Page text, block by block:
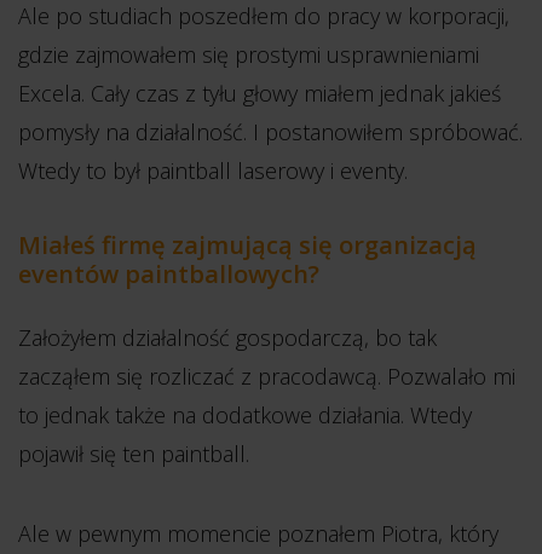
Ale po studiach poszedłem do pracy w korporacji,
gdzie zajmowałem się prostymi usprawnieniami
Excela. Cały czas z tyłu głowy miałem jednak jakieś
pomysły na działalność. I postanowiłem spróbować.
Wtedy to był paintball laserowy i eventy.
Miałeś firmę zajmującą się organizacją
eventów paintballowych?
Założyłem działalność gospodarczą, bo tak
zacząłem się rozliczać z pracodawcą. Pozwalało mi
to jednak także na dodatkowe działania. Wtedy
pojawił się ten paintball.
Ale w pewnym momencie poznałem Piotra, który